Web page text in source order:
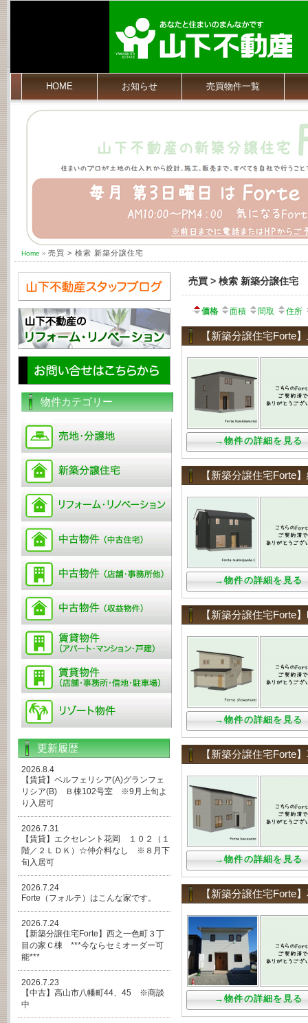
HOME お知らせ 売買物件一覧
Home » 売買 > 検索 新築分譲住宅
売買 > 検索 新築分譲住宅
価格 面積 間取 住所
【新築分譲住宅
→物件の詳細を見る
【新築分譲住宅
→物件の詳細を見る
【新築分譲住宅
→物件の詳細を見る
【新築分譲住宅
→物件の詳細を見る
【新築分譲住宅
→物件の詳細を見る
物件カテゴリー
更新履歴
2026.8.4
【賃貸】ベルフェリシア(A)グランフェ
リシア(B) Ｂ棟102号室 ※9月上旬よ
り入居可
2026.7.31
【賃貸】エクセレント花岡 １０２（１
階／２ＬＤＫ）☆仲介料なし ※８月下
旬入居可
2026.7.24
Forte（フォルテ）はこんな家です。
2026.7.24
【新築分譲住宅Forte】西之一色町３丁
目の家Ｃ棟 ***今ならセミオーダー可
能***
2026.7.23
【中古】高山市八幡町44、45 ※商談
中